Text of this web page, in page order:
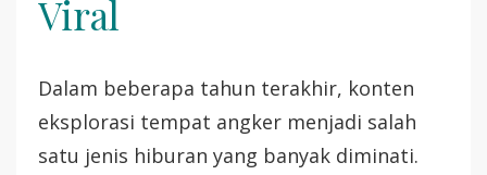
Viral
Dalam beberapa tahun terakhir, konten
eksplorasi tempat angker menjadi salah
satu jenis hiburan yang banyak diminati.